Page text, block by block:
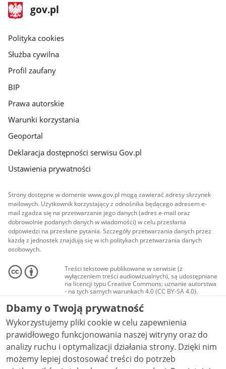
stopka
gov.pl
Strona
gov.pl
gov.pl
Polityka cookies
Służba cywilna
Profil zaufany
BIP
Prawa autorskie
Warunki korzystania
Geoportal
Deklaracja dostępności serwisu Gov.pl
Ustawienia prywatności
Strony dostępne w domenie www.gov.pl mogą zawierać adresy skrzynek
mailowych. Użytkownik korzystający z odnośnika będącego adresem e-
mail zgadza się na przetwarzanie jego danych (adres e-mail oraz
dobrowolnie podanych danych w wiadomości) w celu przesłania
odpowiedzi na przesłane pytania. Szczegóły przetwarzania danych przez
każdą z jednostek znajdują się w ich politykach przetwarzania danych
osobowych.
Treści tekstowe publikowane w serwisie (z
wyłączeniem treści audiowizualnych), są udostępniane
na licencji typu Creative Commons: uznanie autorstwa
- na tych samych warunkach 4.0 (CC BY-SA 4.0).
Materiały audiowizualne, w tym zdjęcia, materiały
audio i wideo, są udostępniane na licencji typu
Creative Commons: uznanie autorstwa użycie
niekomercyjne - bez utworów zależnych 4.0 (CC BY-
NC-ND 4.0), o ile nie jest to stwierdzone inaczej.
Dbamy o Twoją prywatność
Wykorzystujemy pliki cookie w celu zapewnienia
prawidłowego funkcjonowania naszej witryny oraz do
analizy ruchu i optymalizacji działania strony. Dzięki nim
możemy lepiej dostosować treści do potrzeb